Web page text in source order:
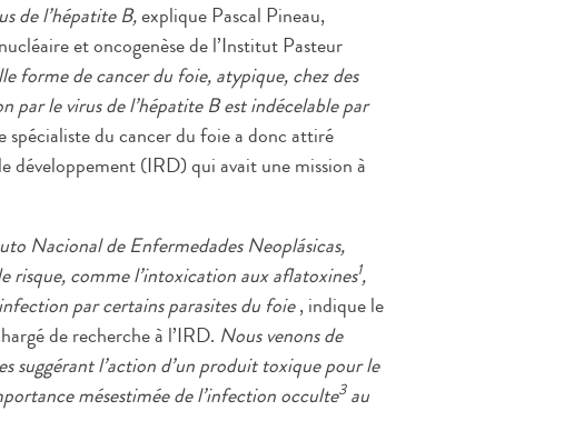
de l’hépatite B,explique Pascal Pineau,
et oncogenèse de l’Institut Pasteur
forme de cancer du foie, atypique, chez des
par le virus de l’hépatite B est indécelable par
spécialiste du cancer du foie a donc attiré
développement (IRD) qui avait une mission à
Nacional de Enfermedades Neoplásicas,
risque, comme l’intoxication aux aflatoxines1,
par certains parasites du foie, indique le
de recherche à l’IRD. Nous venons de
suggérant l’action d’un produit toxique pour le
mésestimée de l’infection occulte3au